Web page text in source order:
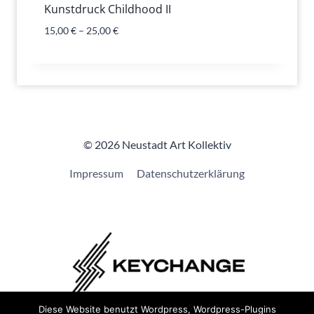
Kunstdruck Childhood II
15,00€ – 25,00€
© 2026 Neustadt Art Kollektiv
Impressum Datenschutzerklärung
Diese Website benutzt Wordpress, Wordpress-Plugins